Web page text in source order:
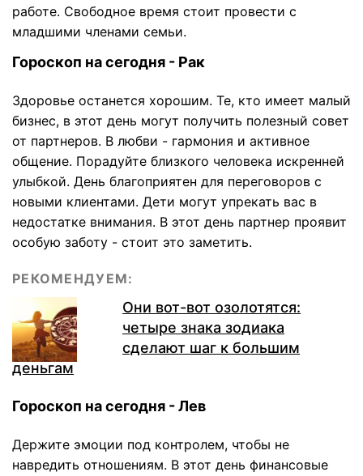
работе. Свободное время стоит провести с
младшими членами семьи.
Гороскоп на сегодня - Рак
Здоровье останется хорошим. Те, кто имеет малый
бизнес, в этот день могут получить полезный совет
от партнеров. В любви - гармония и активное
общение. Порадуйте близкого человека искренней
улыбкой. День благоприятен для переговоров с
новыми клиентами. Дети могут упрекать вас в
недостатке внимания. В этот день партнер проявит
особую заботу - стоит это заметить.
РЕКОМЕНДУЕМ:
Они вот-вот озолотятся:
четыре знака зодиака
сделают шаг к большим
деньгам
Гороскоп на сегодня - Лев
Держите эмоции под контролем, чтобы не
навредить отношениям. В этот день финансовые